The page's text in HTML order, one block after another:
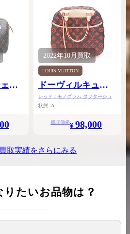
ー
2022年10月買取
LOUIS VUITTON
ドーヴィルキュー
ブ
レッド / モノグラム タフタージュ
状態: A
買取価格¥ 98,000
取実績をさらにみる
たいお品物は？